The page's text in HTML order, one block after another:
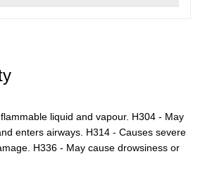
liquid and vapour. H304 - May
enters airways. H314 - Causes severe
H336 - May cause drowsiness or